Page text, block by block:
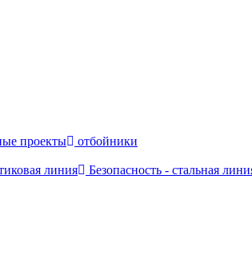
проекты
отбойники
линия Безопасность - стальная